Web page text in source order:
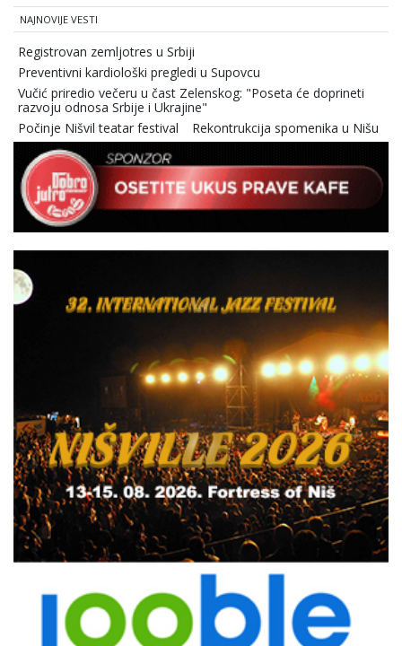
NAJNOVIJE VESTI
Registrovan zemljotres u Srbiji
Preventivni kardiološki pregledi u Supovcu
Vučić priredio večeru u čast Zelenskog: "Poseta će doprineti
razvoju odnosa Srbije i Ukrajine"
Počinje Nišvil teatar festival
Rekontrukcija spomenika u Nišu